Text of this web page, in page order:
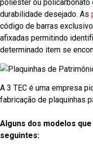
poliéster ou
durabilidade desejado. As
código de barras
afixadas permitindo
determinado item se
A 3 TEC é uma empresa
fabricação de plaquinhas
Alguns dos modelos
seguintes: